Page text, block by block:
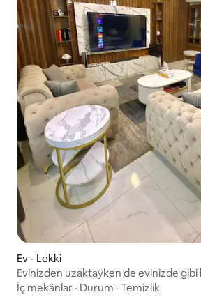
Ev - Lekki
Evinizden uzaktayken de evinizde gibi
İç mekânlar · Durum · Temizlik